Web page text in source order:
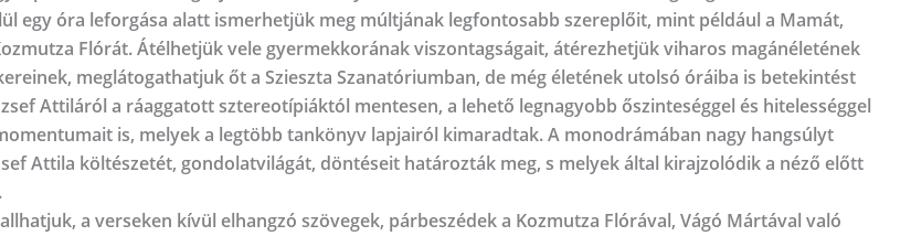
egy óra leforgása alatt ismerhetjük meg múltjának legfontosabb szereplőit, mint például a Mamát,
Flórát. Átélhetjük vele gyermekkorának viszontagságait, átérezhetjük viharos magánéletének
meglátogathatjuk őt a Szieszta Szanatóriumban, de még életének utolsó óráiba is betekintést
Attiláról a ráaggatott sztereotípiáktól mentesen, a lehető legnagyobb őszinteséggel és hitelességgel
is, melyek a legtöbb tankönyv lapjairól kimaradtak. A monodrámában nagy hangsúlyt
Attila költészetét, gondolatvilágát, döntéseit határozták meg, s melyek által kirajzolódik a néző előtt
a verseken kívül elhangzó szövegek, párbeszédek a Kozmutza Flórával, Vágó Mártával való